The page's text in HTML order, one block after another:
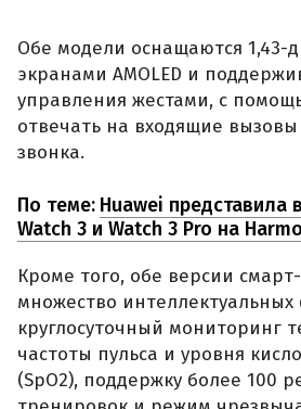
Обе модели оснащаются
экранами AMOLED и
управления жестами, с
отвечать на входящие
звонка.
По теме: Huawei представила
Watch 3 и Watch 3 Pro на
Кроме того, обе версии
множество интеллектуальных
круглосуточный мониторинг
частоты пульса и уровня
(SpO2), поддержку более 100